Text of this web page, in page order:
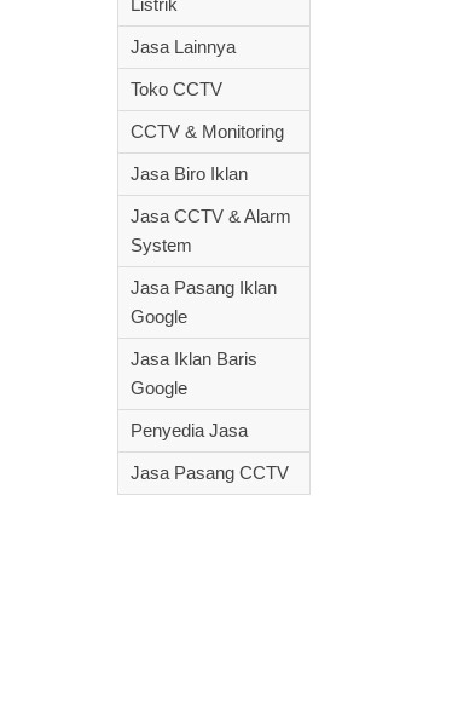
Listrik
Jasa Lainnya
Toko CCTV
CCTV & Monitoring
Jasa Biro Iklan
Jasa CCTV & Alarm
System
Jasa Pasang Iklan
Google
Jasa Iklan Baris
Google
Penyedia Jasa
Jasa Pasang CCTV